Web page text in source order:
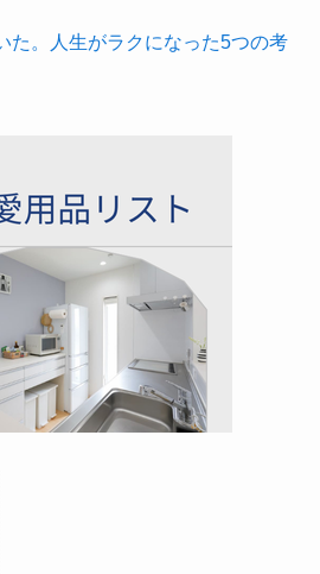
た。人生がラクになった5つの考